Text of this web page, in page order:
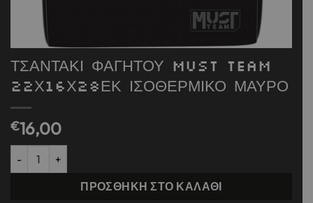
ΤΣΑΝΤΑΚΙ ΦΑΓΗΤΟΥ MUST TEAM
22Χ16Χ28ΕΚ ΙΣΟΘΕΡΜΙΚΟ ΜΑΥΡΟ
€16,00
ΤΣΑΝΤΑΚΙ ΦΑΓΗΤΟΥ MUST TEAM 22Χ16Χ28ΕΚ ΙΣΟΘΕΡΜΙΚΟ
ΠΡΟΣΘΉΚΗ ΣΤΟ ΚΑΛΆΘΙ